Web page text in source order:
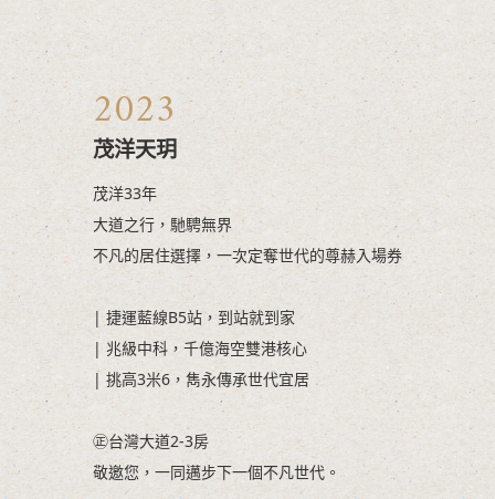
2023
茂洋天玥
茂洋33年
大道之行，馳騁無界
不凡的居住選擇，一次定奪世代的尊赫入場券
| 捷運藍線B5站，到站就到家
| 兆級中科，千億海空雙港核心
| 挑高3米6，雋永傳承世代宜居
㊣台灣大道2-3房
敬邀您，一同邁步下一個不凡世代。